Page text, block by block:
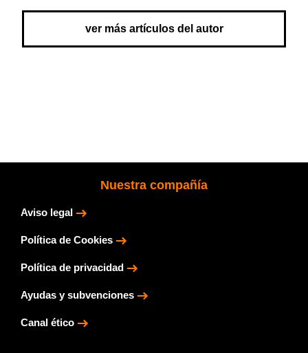
ver más artículos del autor
Nuestra compañía
Aviso legal
Política de Cookies
Política de privacidad
Ayudas y subvenciones
Canal ético